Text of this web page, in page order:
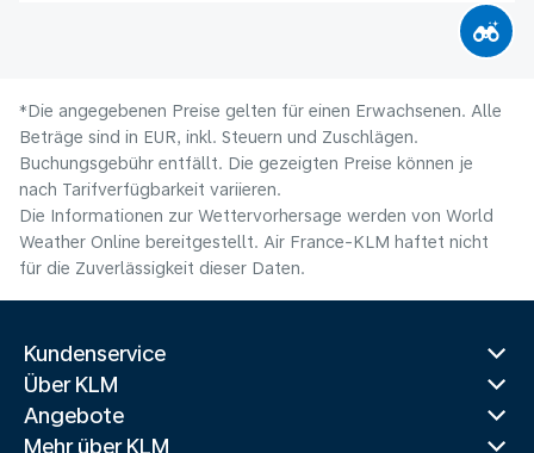
*Die angegebenen Preise gelten für einen Erwachsenen. Alle
Beträge sind in EUR, inkl. Steuern und Zuschlägen.
Buchungsgebühr entfällt. Die gezeigten Preise können je
nach Tarifverfügbarkeit variieren.
Die Informationen zur Wettervorhersage werden von World
Weather Online bereitgestellt. Air France-KLM haftet nicht
für die Zuverlässigkeit dieser Daten.
Kundenservice
Über KLM
Angebote
Mehr über KLM